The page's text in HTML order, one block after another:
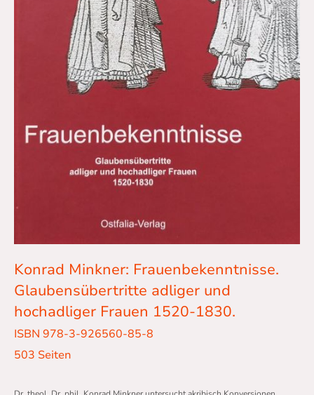
Konrad Minkner: Frauenbekenntnisse.
Glaubensübertritte adliger und
hochadliger Frauen 1520-1830.
ISBN 978-3-926560-85-8
503 Seiten